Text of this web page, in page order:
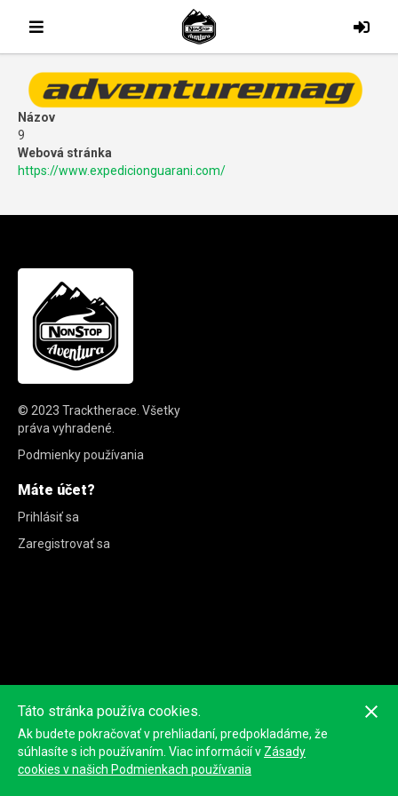
Názov
9
Webová stránka
https://www.expedicionguarani.com/
© 2023 Tracktherace Všetky
práva vyhradené.
Podmienky používania
Máte účet?
Prihlásiť sa
Zaregistrovať sa
Táto stránka používa cookies.
Ak budete pokračovať v prehliadaní, predpokladáme, že
súhlasíte s ich používaním. Viac informácií v Zásady
cookies v našich Podmienkach používania